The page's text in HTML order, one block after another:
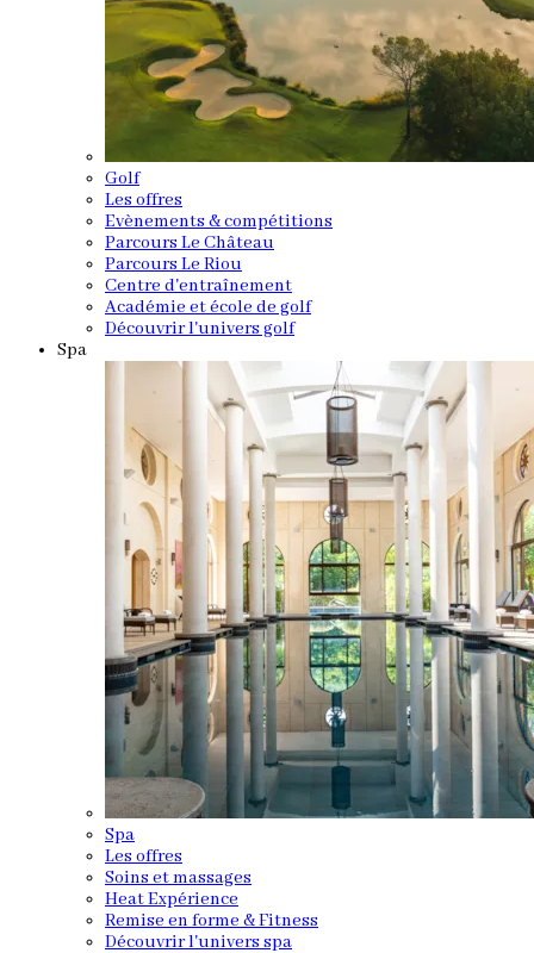
Golf
Les offres
Evènements & compétitions
Parcours Le Château
Parcours Le Riou
Centre d'entraînement
Académie et école de golf
Découvrir l'univers golf
Spa
Spa
Les offres
Soins et massages
Heat Expérience
Remise en forme & Fitness
Découvrir l'univers spa